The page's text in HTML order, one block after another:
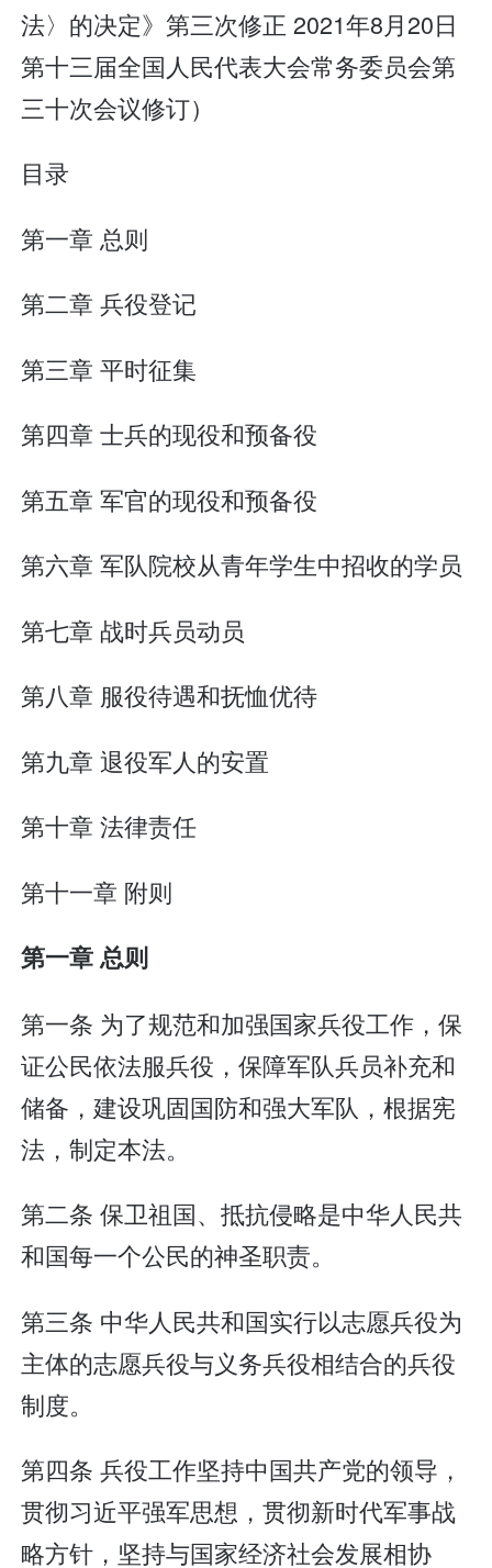
法〉的决定》第三次修正 2021年8月20日
第十三届全国人民代表大会常务委员会第
三十次会议修订）
目录
第一章 总则
第二章 兵役登记
第三章 平时征集
第四章 士兵的现役和预备役
第五章 军官的现役和预备役
第六章 军队院校从青年学生中招收的学员
第七章 战时兵员动员
第八章 服役待遇和抚恤优待
第九章 退役军人的安置
第十章 法律责任
第十一章 附则
第一章 总则
第一条 为了规范和加强国家兵役工作，保
证公民依法服兵役，保障军队兵员补充和
储备，建设巩固国防和强大军队，根据宪
法，制定本法。
第二条 保卫祖国、抵抗侵略是中华人民共
和国每一个公民的神圣职责。
第三条 中华人民共和国实行以志愿兵役为
主体的志愿兵役与义务兵役相结合的兵役
制度。
第四条 兵役工作坚持中国共产党的领导，
贯彻习近平强军思想，贯彻新时代军事战
略方针，坚持与国家经济社会发展相协